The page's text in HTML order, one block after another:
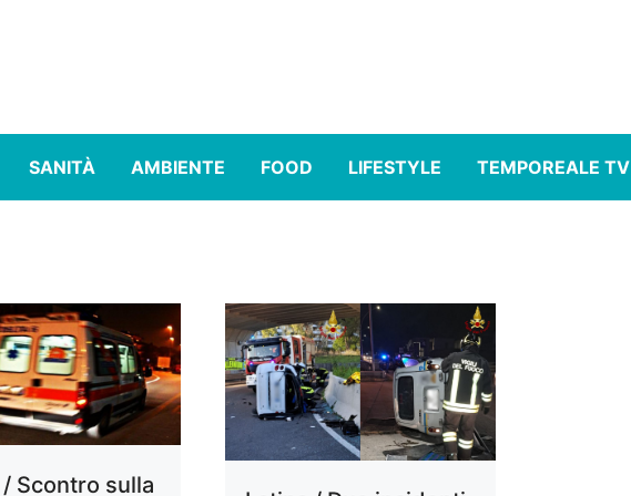
SANITÀ AMBIENTE FOOD LIFESTYLE TEMPOREALE TV
Scontro sulla